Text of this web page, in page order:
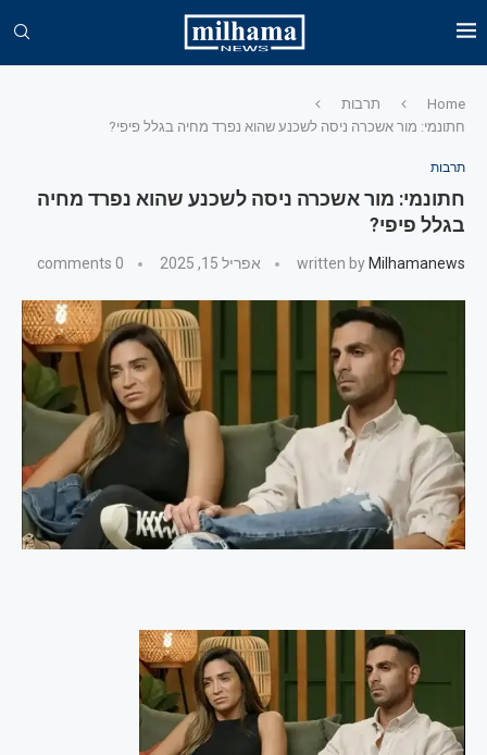
Home
תרבות
חתונמי: מור אשכרה ניסה לשכנע שהוא נפרד מחיה בגלל פיפי?
תרבות
חתונמי: מור אשכרה ניסה לשכנע שהוא נפרד מחיה
בגלל פיפי?
written by Milhamanews אפריל 15, 2025 0 comments